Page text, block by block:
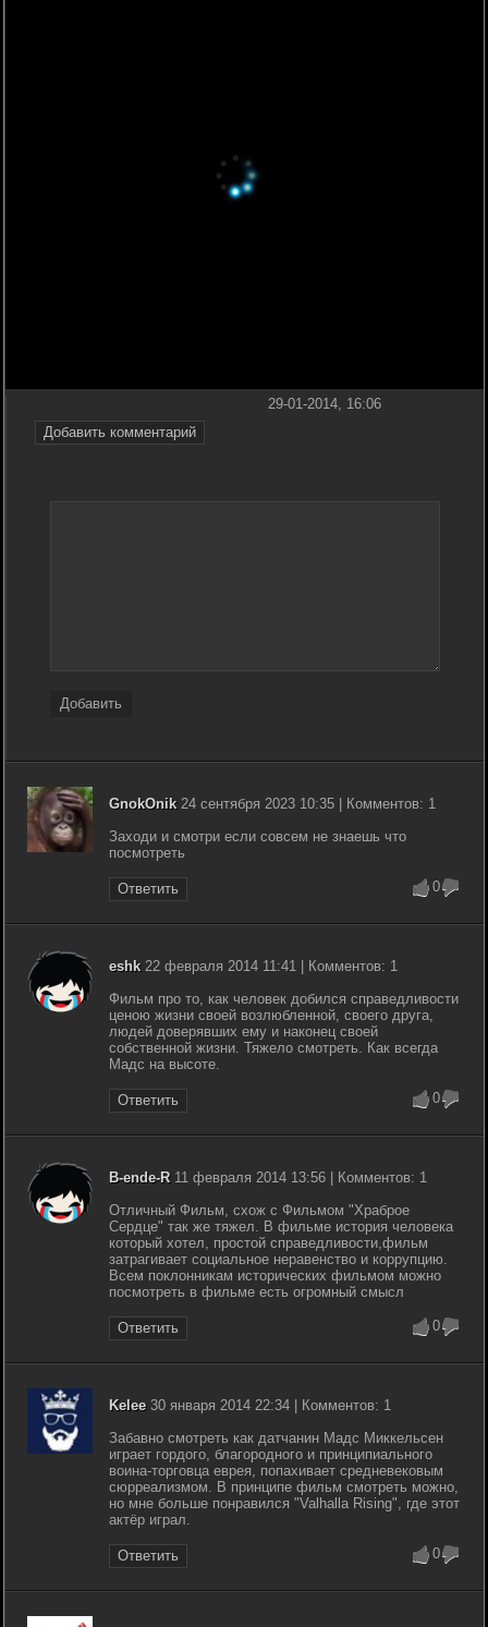
Добавить комментарий
29-01-2014, 16:06
Добавить
GnokOnik24 сентября 2023 10:35 | Комментов: 1
Заходи и смотри если совсем не знаешь что
посмотреть
Ответить 0
eshk22 февраля 2014 11:41 | Комментов: 1
Фильм про то, как человек добился справедливости
ценою жизни своей возлюбленной, своего друга,
людей доверявших ему и наконец своей
собственной жизни. Тяжело смотреть. Как всегда
Мадс на высоте.
Ответить 0
B-ende-R11 февраля 2014 13:56 | Комментов: 1
Отличный Фильм, схож с Фильмом "Храброе
Сердце" так же тяжел. В фильме история человека
который хотел, простой справедливости,фильм
затрагивает социальное неравенство и коррупцию.
Всем поклонникам исторических фильмом можно
посмотреть в фильме есть огромный смысл
Ответить 0
Kelee30 января 2014 22:34 | Комментов: 1
Забавно смотреть как датчанин Мадс Миккельсен
играет гордого, благородного и принципиального
воина-торговца еврея, попахивает средневековым
сюрреализмом. В принципе фильм смотреть можно,
но мне больше понравился "Valhalla Rising", где этот
актёр играл.
Ответить 0